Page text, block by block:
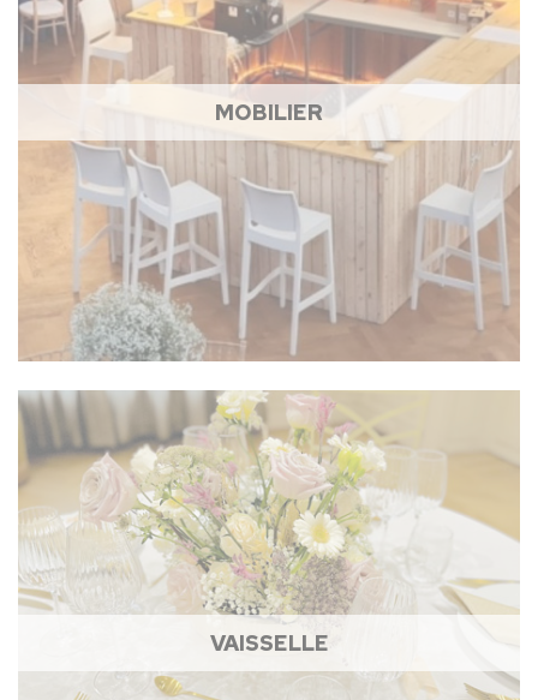
MOBILIER
VAISSELLE